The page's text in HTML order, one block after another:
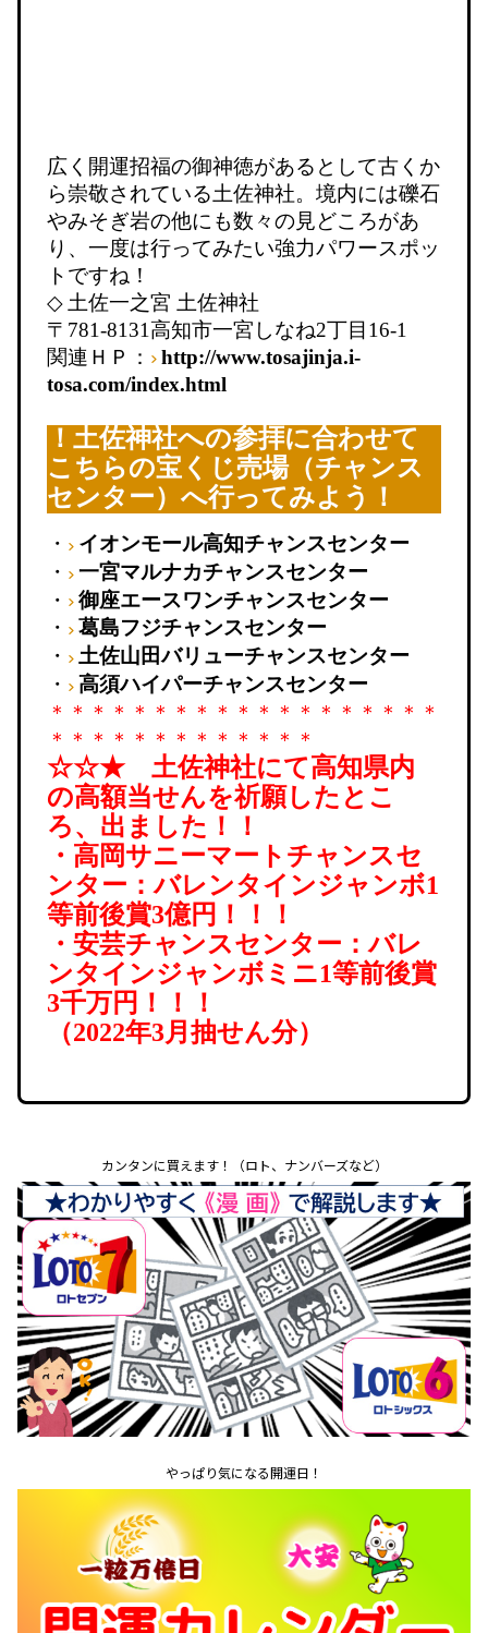
広く開運招福の御神徳があるとして古くか
ら崇敬されている土佐神社。境内には礫石
やみそぎ岩の他にも数々の見どころがあ
り、一度は行ってみたい強力パワースポッ
トですね！
◇ 土佐一之宮 土佐神社
〒 781-8131高知市一宮しなね2丁目16-1
関連ＨＰ：
http://www.tosajinja.i-
tosa.com/index.html
！土佐神社への参拝に合わせて
こちらの宝くじ売場（チャンス
センター）へ行ってみよう！
・
イオンモール高知チャンスセンター
・
一宮マルナカチャンスセンター
・
御座エースワンチャンスセンター
・
葛島フジチャンスセンター
・
土佐山田バリューチャンスセンター
・
高須ハイパーチャンスセンター
＊＊＊＊＊＊＊＊＊＊＊＊＊＊＊＊＊＊＊
＊＊＊＊＊＊＊＊＊＊＊＊＊
☆☆★ 土佐神社にて高知県内
の高額当せんを祈願したとこ
ろ、出ました！！
・高岡サニーマートチャンスセ
ンター：バレンタインジャンボ1
等前後賞3億円！！！
・安芸チャンスセンター：バレ
ンタインジャンボミニ1等前後賞
3千万円！！！
（2022年3月抽せん分）
カンタンに買えます！（ロト、ナンバーズなど）
やっぱり気になる開運日！